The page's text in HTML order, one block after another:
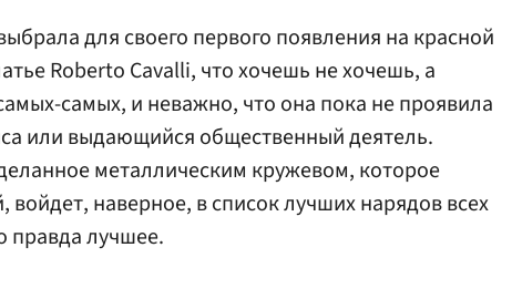
для своего первого появления на красной
Roberto Cavalli, что хочешь не хочешь, а
самых, и неважно, что она пока не проявила
или выдающийся общественный деятель.
металлическим кружевом, которое
войдет, наверное, в список лучших нарядов всех
правда лучшее.